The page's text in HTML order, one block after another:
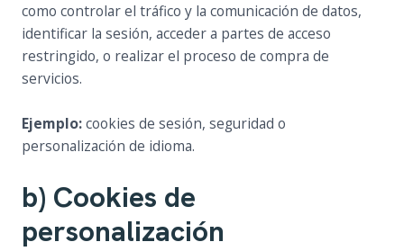
como controlar el tráfico y la comunicación de datos,
identificar la sesión, acceder a partes de acceso
restringido, o realizar el proceso de compra de
servicios.
Ejemplo:cookies de sesión, seguridad o
personalización de idioma.
b) Cookies de
personalización